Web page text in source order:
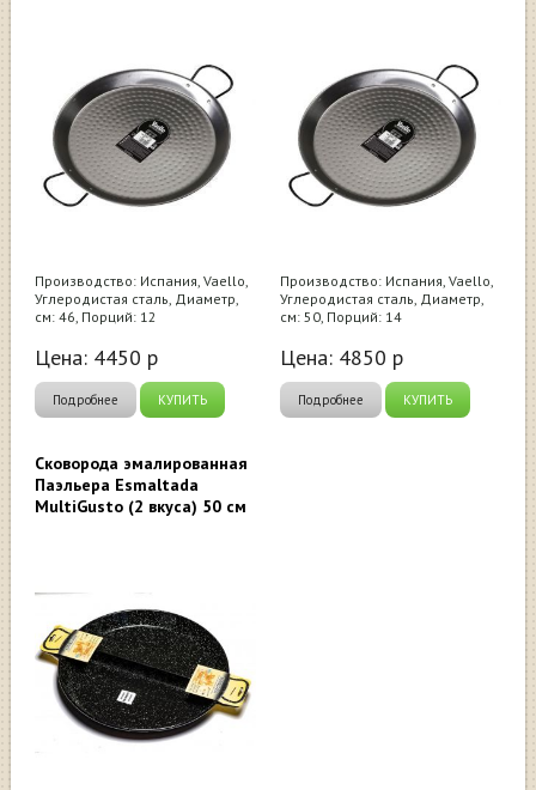
Производство: Испания, Vaello,
Углеродистая сталь, Диаметр,
см: 46, Порций: 12
Цена: 4450 р
Подробнее КУПИТЬ
Производство: Испания, Vaello,
Углеродистая сталь, Диаметр,
см: 50, Порций: 14
Цена: 4850 р
Подробнее КУПИТЬ
Сковорода эмалированная
Паэльера Esmaltada
MultiGusto (2 вкуса) 50 см